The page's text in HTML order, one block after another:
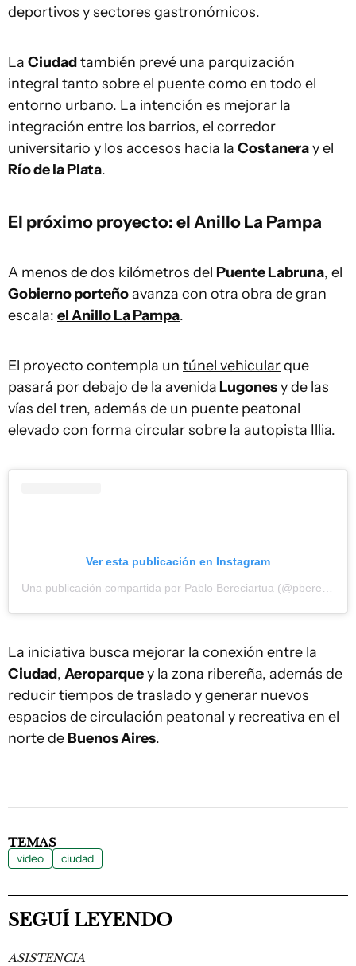
deportivos y sectores gastronómicos.
La Ciudadtambién prevé una parquización
integral tanto sobre el puente como en todo el
entorno urbano. La intención es mejorar la
integración entre los barrios, el corredor
universitario y los accesos hacia la Costaneray el
Río de la Plata.
El próximo proyecto: el Anillo La Pampa
A menos de dos kilómetros del Puente Labruna, el
Gobierno porteñoavanza con otra obra de gran
escala: el Anillo La Pampa.
El proyecto contempla un túnel vehicularque
pasará por debajo de la avenida Lugonesy de las
vías del tren, además de un puente peatonal
elevado con forma circular sobre la autopista Illia.
Ver esta publicación en Instagram
La iniciativa busca mejorar la conexión entre la
Ciudad, Aeroparquey la zona ribereña, además de
reducir tiempos de traslado y generar nuevos
espacios de circulación peatonal y recreativa en el
norte de Buenos Aires.
TEMAS
video ciudad
SEGUÍ LEYENDO
ASISTENCIA